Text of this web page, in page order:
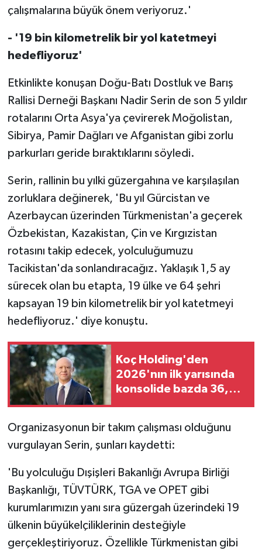
çalışmalarına büyük önem veriyoruz.'
- '19 bin kilometrelik bir yol katetmeyi
hedefliyoruz'
Etkinlikte konuşan Doğu-Batı Dostluk ve Barış
Rallisi Derneği Başkanı Nadir Serin de son 5 yıldır
rotalarını Orta Asya'ya çevirerek Moğolistan,
Sibirya, Pamir Dağları ve Afganistan gibi zorlu
parkurları geride bıraktıklarını söyledi.
Serin, rallinin bu yılki güzergahına ve karşılaşılan
zorluklara değinerek, 'Bu yıl Gürcistan ve
Azerbaycan üzerinden Türkmenistan'a geçerek
Özbekistan, Kazakistan, Çin ve Kırgızistan
rotasını takip edecek, yolculuğumuzu
Tacikistan'da sonlandıracağız. Yaklaşık 1,5 ay
sürecek olan bu etapta, 19 ülke ve 64 şehri
kapsayan 19 bin kilometrelik bir yol katetmeyi
hedefliyoruz.' diye konuştu.
Koç Holding'den
2026'nın ilk yarısında
konsolide bazda 36,4
Organizasyonun bir takım çalışması olduğunu
vurgulayan Serin, şunları kaydetti:
'Bu yolculuğu Dışişleri Bakanlığı Avrupa Birliği
Başkanlığı, TÜVTÜRK, TGA ve OPET gibi
kurumlarımızın yanı sıra güzergah üzerindeki 19
ülkenin büyükelçiliklerinin desteğiyle
gerçekleştiriyoruz. Özellikle Türkmenistan gibi